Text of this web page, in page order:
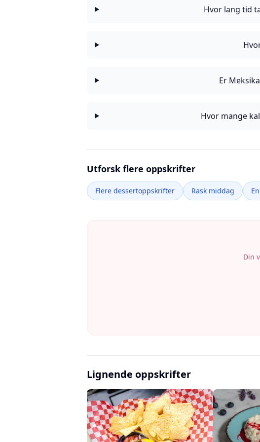
Hvor lang tid
Er
Hvor mange
Utforsk flere oppskrifter
Flere dessertoppskrifter Rask middag
Din
Lignende oppskrifter